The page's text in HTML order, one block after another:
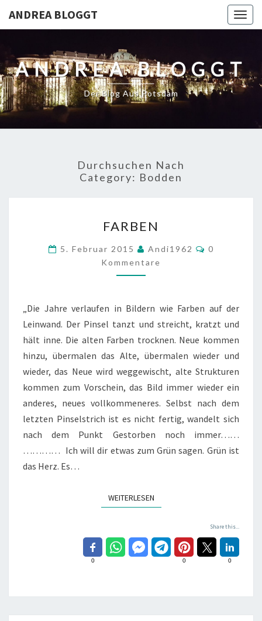
ANDREA BLOGGT
ANDREA BLOGGT
Der Blog Aus Potsdam
Durchsuchen Nach
Category: Bodden
FARBEN
5. Februar 2015 Andi1962
0
Kommentare
„Die Jahre verlaufen in Bildern wie Farben auf der
Leinwand. Der Pinsel tanzt und streicht, kratzt und
hält inne. Die alten Farben trocknen. Neue kommen
hinzu, übermalen das Alte, übermalen wieder und
wieder, das Neue wird weggewischt, alte Strukturen
kommen zum Vorschein, das Bild immer wieder ein
anderes, neues vollkommeneres. Selbst nach dem
letzten Pinselstrich ist es nicht fertig, wandelt sich
nach dem Punkt Gestorben noch immer……
………… Ich will dir etwas zum Grün sagen. Grün ist
das Herz. Es…
WEITERLESENWEITERLESEN
Share this...
0 0 0